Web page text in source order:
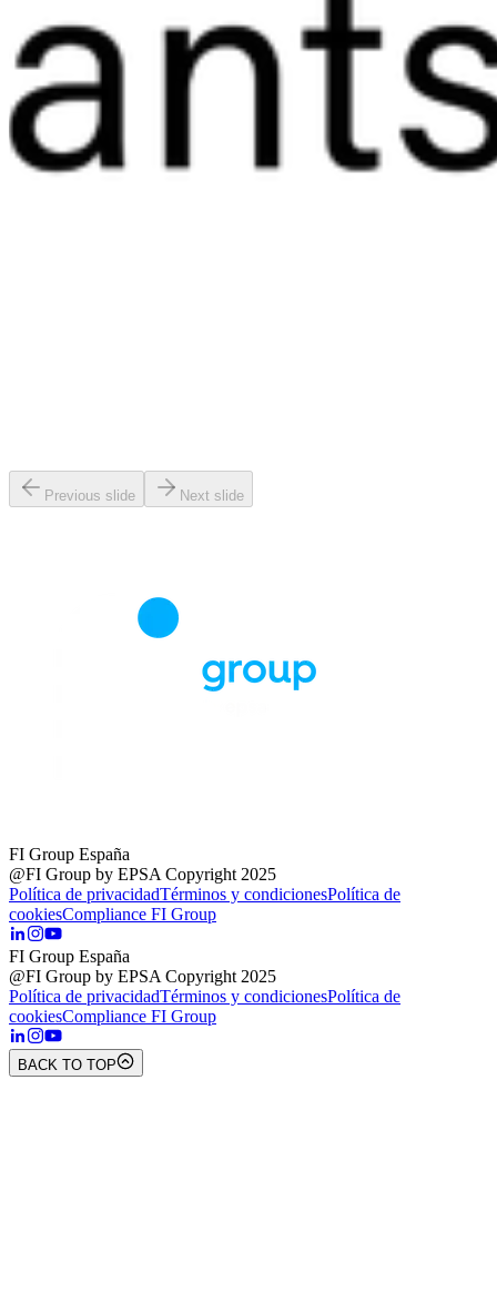
Previous slide Next slide
FI Group España
@FI Group by EPSA Copyright 2025
Política de privacidadTérminos y condicionesPolítica de
cookiesCompliance FI Group
FI Group España
@FI Group by EPSA Copyright 2025
Política de privacidadTérminos y condicionesPolítica de
cookiesCompliance FI Group
BACK TO TOP